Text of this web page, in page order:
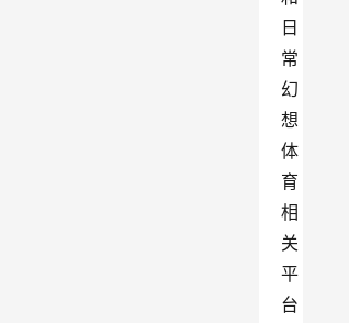
日
常
幻
想
体
育
相
关
平
台